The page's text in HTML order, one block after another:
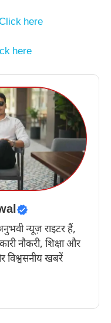
here
here
न्यूज़ राइटर हैं,
नौकरी, शिक्षा और
खबरें